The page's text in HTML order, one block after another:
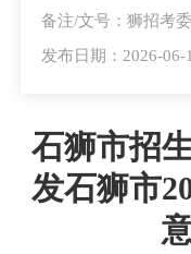
备注/文号：狮招考
发布日期：2026-06-
石狮市招
发石狮市